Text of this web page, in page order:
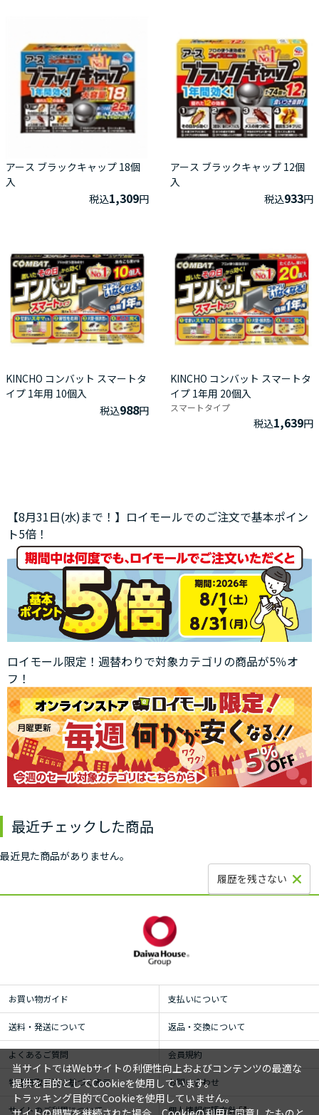
アース ブラックキャップ 18個
入
税込1,309円
アース ブラックキャップ 12個
入
税込933円
KINCHO コンバット スマートタ
イプ 1年用 10個入
税込988円
KINCHO コンバット スマートタ
イプ 1年用 20個入
スマートタイプ
税込1,639円
【8月31日(水)まで！】ロイモールでのご注文で基本ポイン
ト5倍！
ロイモール限定！週替わりで対象カテゴリの商品が5％オ
フ！
最近チェックした商品
最近見た商品がありません。
履歴を残さない
お買い物ガイド 支払いについて
送料・発送について 返品・交換について
よくあるご質問 会員規約
特定商取引法に基づく表示 お問い合わせ
サイトのご利用について 個人情報保護方針
当サイトではWebサイトの利便性向上およびコンテンツの最適な
提供を目的としてCookieを使用しています。
トラッキング目的でCookieを使用していません。